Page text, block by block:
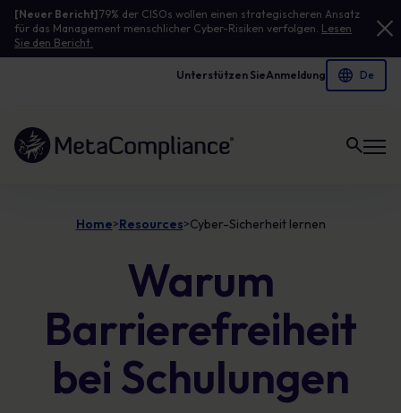
[Neuer Bericht]79% der CISOs wollen einen strategischeren Ansatz
für das Management menschlicher Cyber-Risiken verfolgen. Lesen
Sie den Bericht.
Unterstützen SieAnmeldung
Link zur Homepage
Home>Resources>Cyber-Sicherheit lernen
Warum
Barrierefreiheit
bei Schulungen